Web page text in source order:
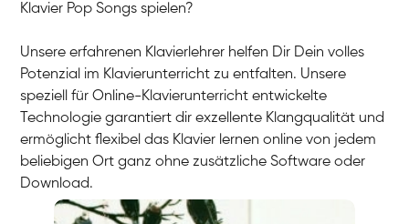
Klavier Pop Songs spielen?
Unsere erfahrenen Klavierlehrer helfen Dir Dein volles
Potenzial im Klavierunterricht zu entfalten. Unsere
speziell für Online-Klavierunterricht entwickelte
Technologie garantiert dir exzellente Klangqualität und
ermöglicht flexibel das Klavier lernen online von jedem
beliebigen Ort ganz ohne zusätzliche Software oder
Download.